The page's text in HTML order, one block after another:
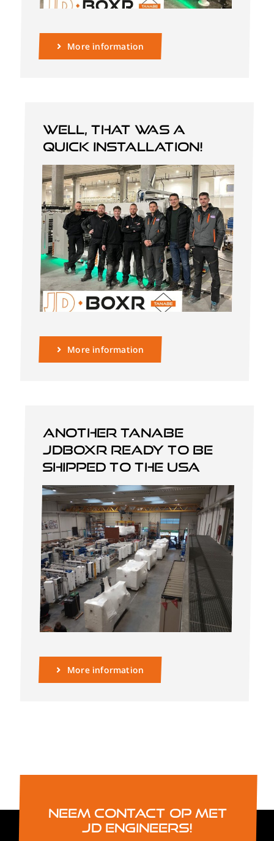
More information
Well, that was a
quick installation!
More information
Another Tanabe
JDBOXR ready to be
shipped to the USA
More information
Neem contact op met
JD Engineers!